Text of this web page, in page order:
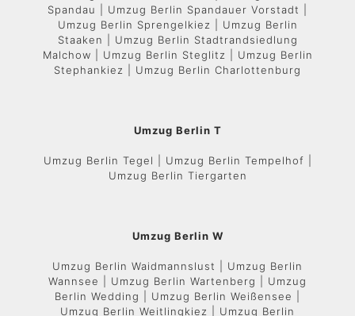
Spandau | Umzug Berlin Spandauer Vorstadt |
Umzug Berlin Sprengelkiez | Umzug Berlin
Staaken | Umzug Berlin Stadtrandsiedlung
Malchow | Umzug Berlin Steglitz | Umzug Berlin
Stephankiez | Umzug Berlin Charlottenburg
Umzug Berlin T
Umzug Berlin Tegel | Umzug Berlin Tempelhof |
Umzug Berlin Tiergarten
Umzug Berlin W
Umzug Berlin Waidmannslust | Umzug Berlin
Wannsee | Umzug Berlin Wartenberg | Umzug
Berlin Wedding | Umzug Berlin Weißensee |
Umzug Berlin Weitlingkiez | Umzug Berlin